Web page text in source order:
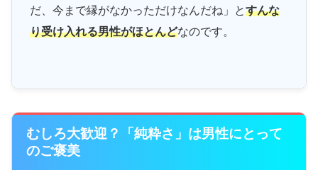
だ、今まで縁がなかっただけなんだね」とすんな
り受け入れる男性がほとんどなのです。
むしろ大歓迎？「純粋さ」は男性にとって
のご褒美